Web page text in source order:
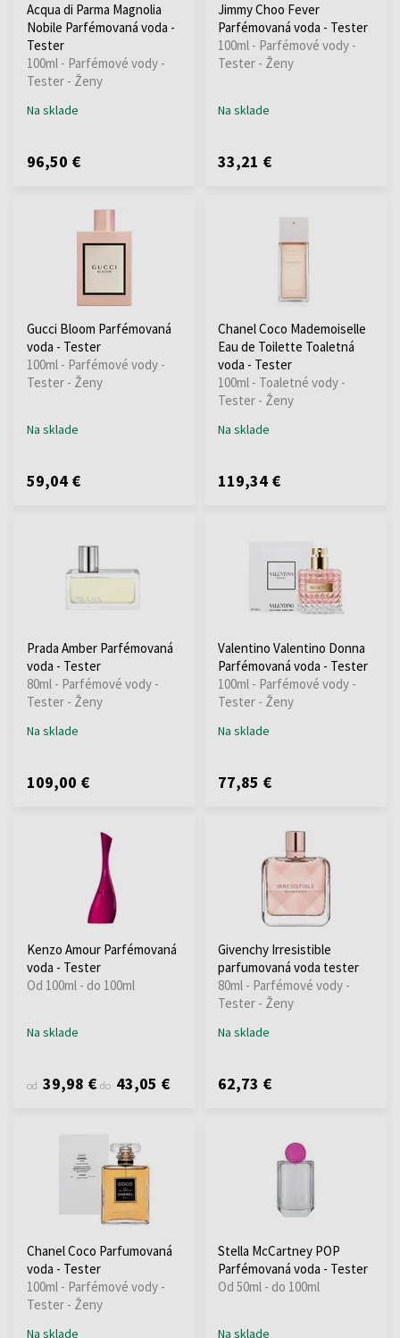
Acqua di Parma Magnolia
Nobile Parfémovaná voda -
Tester
100ml - Parfémové vody -
Tester - Ženy
Na sklade
96,50 €
Jimmy Choo Fever
Parfémovaná voda - Tester
100ml - Parfémové vody -
Tester - Ženy
Na sklade
33,21 €
Gucci Bloom Parfémovaná
voda - Tester
100ml - Parfémové vody -
Tester - Ženy
Na sklade
59,04 €
Chanel Coco Mademoiselle
Eau de Toilette Toaletná
voda - Tester
100ml - Toaletné vody -
Tester - Ženy
Na sklade
119,34 €
Prada Amber Parfémovaná
voda - Tester
80ml - Parfémové vody -
Tester - Ženy
Na sklade
109,00 €
Valentino Valentino Donna
Parfémovaná voda - Tester
100ml - Parfémové vody -
Tester - Ženy
Na sklade
77,85 €
Kenzo Amour Parfémovaná
voda - Tester
Od 100ml - do 100ml
Na sklade
od 39,98 € do 43,05 €
Givenchy Irresistible
parfumovaná voda tester
80ml - Parfémové vody -
Tester - Ženy
Na sklade
62,73 €
Chanel Coco Parfumovaná
voda - Tester
100ml - Parfémové vody -
Tester - Ženy
Na sklade
Stella McCartney POP
Parfémovaná voda - Tester
Od 50ml - do 100ml
Na sklade